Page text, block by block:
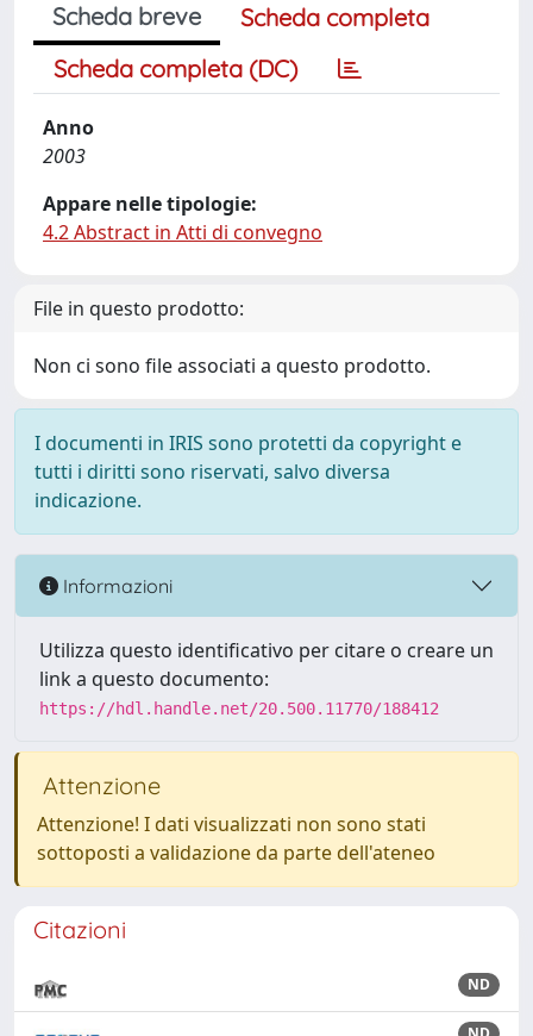
Scheda breve
Scheda completa
Scheda completa (DC)
Anno
2003
Appare nelle tipologie:
4.2 Abstract in Atti di convegno
File in questo prodotto:
Non ci sono file associati a questo prodotto.
I documenti in IRIS sono protetti da copyright e
tutti i diritti sono riservati, salvo diversa
indicazione.
Informazioni
Utilizza questo identificativo per citare o creare un
link a questo documento:
https://hdl.handle.net/20.500.11770/188412
Attenzione
Attenzione! I dati visualizzati non sono stati
sottoposti a validazione da parte dell'ateneo
Citazioni
ND